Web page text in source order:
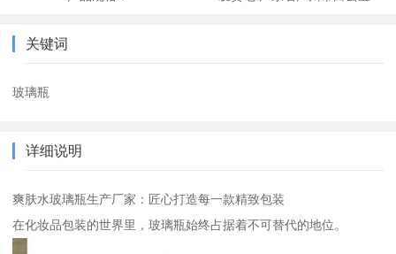
关键词
玻璃瓶
详细说明
爽肤水玻璃瓶生产厂家：匠心打造每一款精致包装
在化妆品包装的世界里，玻璃瓶始终占据着不可替代的地位。